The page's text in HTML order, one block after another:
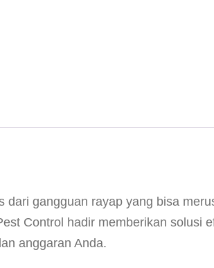
gangguan rayap yang bisa
Control hadir memberikan solusi
anggaran Anda.